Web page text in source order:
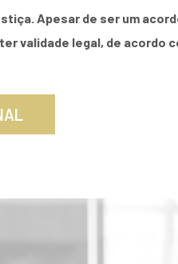
Apesar de ser um
validade legal, de acordo